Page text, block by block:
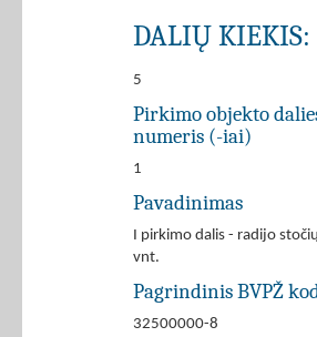
DALIŲ KIEKIS:
5
Pirkimo objekto
numeris (-iai)
1
Pavadinimas
I pirkimo dalis - radijo
vnt.
Pagrindinis BVPŽ
32500000-8